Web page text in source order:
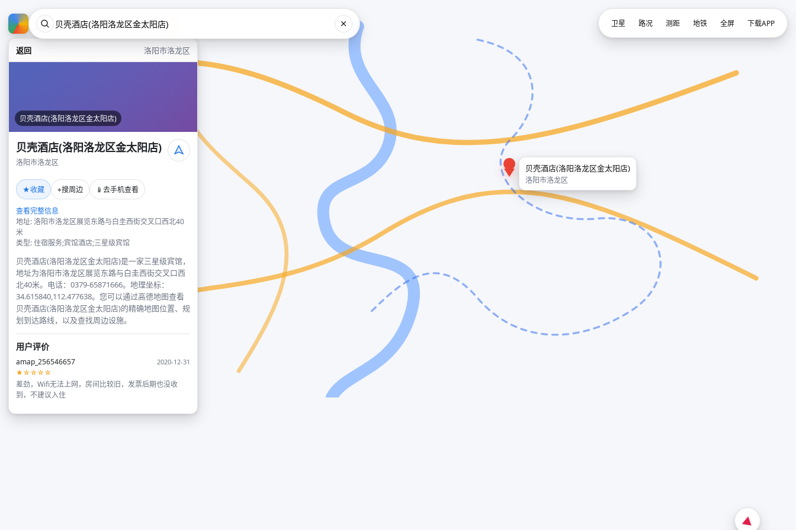
返回 洛阳市洛龙区
贝壳酒店(洛阳洛龙区金太阳店)
贝壳酒店(洛阳洛龙区金太阳店)
洛阳市洛龙区
★收藏 ⌖搜周边 📱 去手机查看
查看完整信息
地址: 洛阳市洛龙区展览东路与白圭西街交叉口西北40
米
类型: 住宿服务;宾馆酒店;三星级宾馆
贝壳酒店(洛阳洛龙区金太阳店)是一家三星级宾馆，
地址为洛阳市洛龙区展览东路与白圭西街交叉口西
北40米。电话：0379-65871666。地理坐标：
34.615840,112.477638。您可以通过高德地图查看
贝壳酒店(洛阳洛龙区金太阳店)的精确地图位置、规
划到达路线，以及查找周边设施。
用户评价
amap_256546657
2020-12-31
★☆☆☆☆
差劲，Wifi无法上网，房间比较旧，发票后期也没收
到，不建议入住
贝壳酒店(洛阳洛龙区金太阳店)
洛阳市洛龙区
卫星 路况 测距 地铁 全屏 下载APP